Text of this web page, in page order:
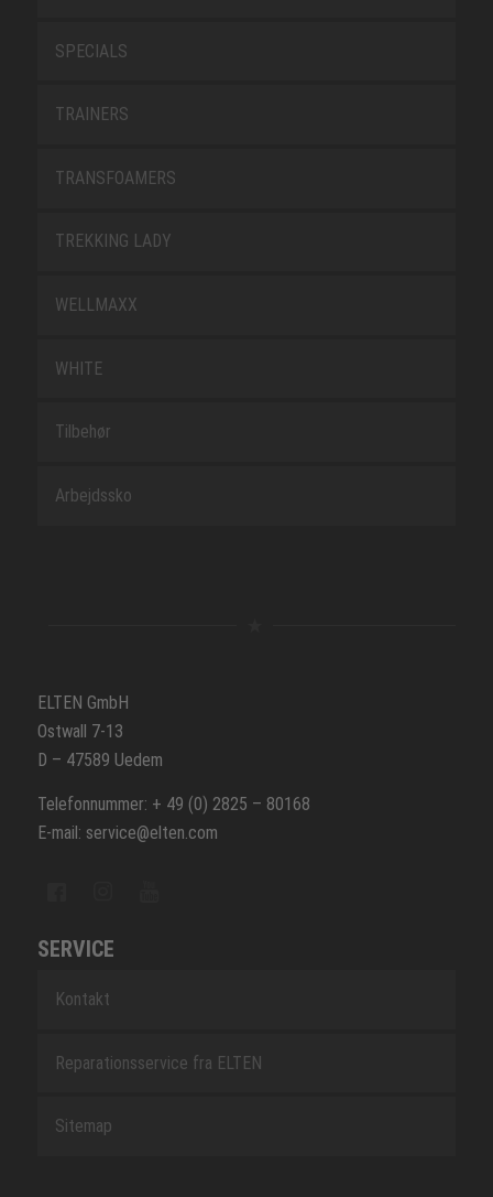
SPECIALS
TRAINERS
TRANSFOAMERS
TREKKING LADY
WELLMAXX
WHITE
Tilbehør
Arbejdssko
ELTEN GmbH
Ostwall 7-13
D – 47589 Uedem
Telefonnummer: + 49 (0) 2825 – 80168
E-mail: service@elten.com
SERVICE
Kontakt
Reparationsservice fra ELTEN
Sitemap